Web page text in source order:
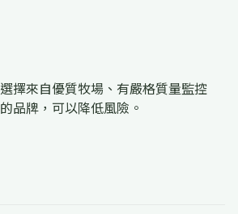
選擇來自優質牧場、有嚴格質量監控
的品牌，可以降低風險。